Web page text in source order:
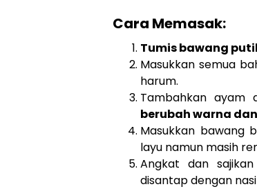
Cara Memasak:
Tumis bawang
Masukkan semua
harum.
Tambahkan ayam
berubah warna
Masukkan bawang
layu namun masih
Angkat dan
disantap dengan